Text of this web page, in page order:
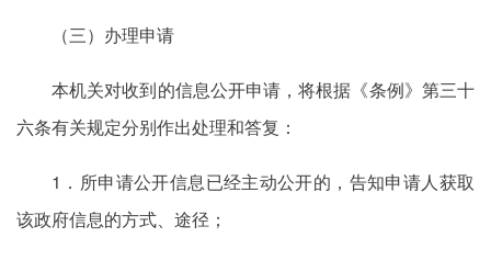
（三）办理申请
本机关对收到的信息公开申请，将根据《条例》第三十
六条有关规定分别作出处理和答复：
1．所申请公开信息已经主动公开的，告知申请人获取
该政府信息的方式、途径；